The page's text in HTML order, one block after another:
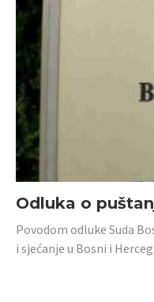
Odluka o
Povodom odluke Suda
i sjećanje u Bosni i